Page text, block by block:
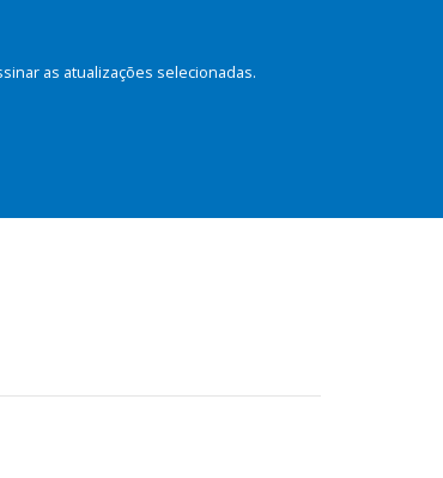
as atualizações selecionadas.